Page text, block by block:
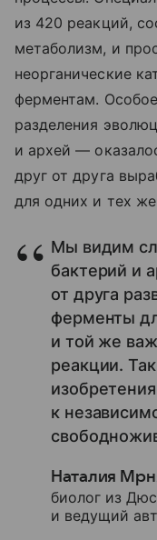
из 420 реакций,
метаболизм, и
неорганические
ферментам.
разделения
и архей —
друг от друга
для одних и тех
Мы видим
бактерий и
от друга
ферменты
и той же
реакции.
к
Наталия
биолог из
и ведущий